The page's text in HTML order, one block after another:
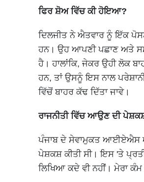
ਫਿਰ ਸ਼ੋਅ ਵਿੱਚ ਕੀ ਹੋਇਆ?
ਦਿਲਜੀਤ ਨੇ ਐਤਵਾਰ ਨੂੰ ਇੱਕ
ਹਨ। ਉਹ ਆਪਣੀ ਪਛਾਣ ਅਤੇ
ਹੈ। ਹਾਲਾਂਕਿ, ਜੇਕਰ ਉਹੀ ਲੋਕ
ਹਨ, ਤਾਂ ਉਸਨੂੰ ਇਸ ਨਾਲ
ਵਿੱਚੋਂ ਬਾਹਰ ਕੱਢ ਦਿੱਤਾ ਜਾਵੇ।
ਰਾਜਨੀਤੀ ਵਿੱਚ ਆਉਣ ਦੀ
ਪੰਜਾਬ ਦੇ ਸੇਵਾਮੁਕਤ ਆਈਏਐਸ
ਪੇਸ਼ਕਸ਼ ਕੀਤੀ ਸੀ। ਇਸ 'ਤੇ
ਲਿਖਿਆ ਕਦੇ ਵੀ ਨਹੀਂ। ਮੇਰਾ